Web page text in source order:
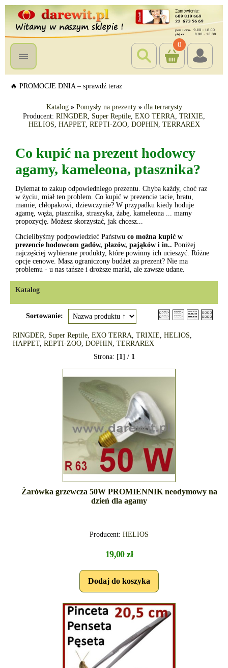
0
🔥 PROMOCJE DNIA – sprawdź teraz
Katalog » Pomysły na prezenty » dla terrarysty
Producent: RINGDER, Super Reptile, EXO TERRA, TRIXIE,
HELIOS, HAPPET, REPTI-ZOO, DOPHIN, TERRAREX
Co kupić na prezent hodowcy
agamy, kameleona, ptasznika?
Dylemat to zakup odpowiedniego prezentu. Chyba każdy, choć raz
w życiu, miał ten problem. Co kupić w prezencie tacie, bratu,
mamie, chłopakowi, dziewczynie? W przypadku kiedy hoduje
agamę, węża, ptasznika, straszyka, żabę, kameleona ... mamy
propozycję. Możesz skorzystać, jak chcesz...
Chcielibyśmy podpowiedzieć Państwu co można kupić w
prezencie hodowcom gadów, płazów, pająków i in.. Poniżej
najczęściej wybierane produkty, które powinny ich ucieszyć. Różne
opcje cenowe. Masz ograniczony budżet za prezent? Nie ma
problemu - u nas tańsze i droższe marki, ale zawsze udane.
Katalog
Sortowanie:
RINGDER, Super Reptile, EXO TERRA, TRIXIE, HELIOS,
HAPPET, REPTI-ZOO, DOPHIN, TERRAREX
Strona: [1] / 1
Żarówka grzewcza 50W PROMIENNIK neodymowy na
dzień dla agamy
Producent: HELIOS
19,00 zł